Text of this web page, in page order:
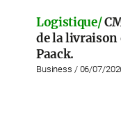
Logistique/
de la livraison
Paack.
Business / 06/07/